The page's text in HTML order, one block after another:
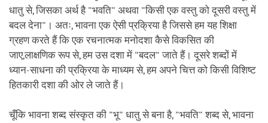
धातु से, जिसका अर्थ है "भवति" अथवा "किसी एक वस्तु को दूसरी वस्तु में
बदल देना"। अतः, भावना एक ऐसी प्रक्रिया है जिससे हम यह शिक्षा
ग्रहण करते हैं कि एक रचनात्मक मनोदशा कैसे विकसित की
जाए,लाक्षणिक रूप से, हम उस दशा में "बदल" जाते हैं। दूसरे शब्दों में
ध्यान-साधना की प्रक्रिया के माध्यम से, हम अपने चित्त को किसी विशिष्ट
हितकारी दशा की ओर ले जाते हैं।
चूँकि भावना शब्द संस्कृत की "भू" धातु से बना है, "भवति" शब्द से, भावना